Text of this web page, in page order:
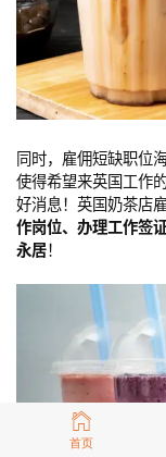
首页
同时，雇佣短缺职位
使得希望来英国工作
好消息！英国奶茶店
作岗位、办理工作签
永居！